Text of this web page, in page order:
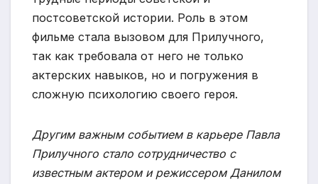
постсоветской истории. Роль в этом
фильме стала вызовом для Прилучного,
так как требовала от него не только
актерских навыков, но и погружения в
сложную психологию своего героя.
Другим важным событием в карьере Павла
Прилучного стало сотрудничество с
известным актером и режиссером Данилом